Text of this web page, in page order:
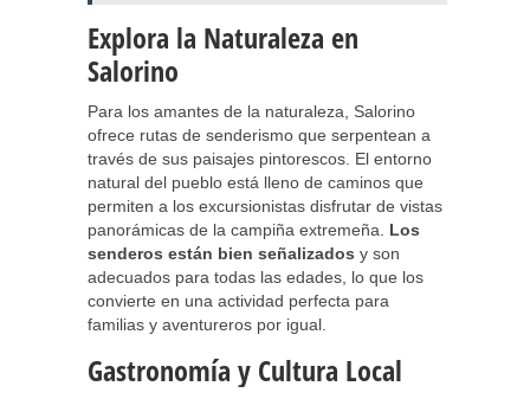
Explora la Naturaleza en
Salorino
Para los amantes de la naturaleza, Salorino
ofrece rutas de senderismo que serpentean a
través de sus paisajes pintorescos. El entorno
natural del pueblo está lleno de caminos que
permiten a los excursionistas disfrutar de vistas
panorámicas de la campiña extremeña. Los
senderos están bien señalizados y son
adecuados para todas las edades, lo que los
convierte en una actividad perfecta para
familias y aventureros por igual.
Gastronomía y Cultura Local